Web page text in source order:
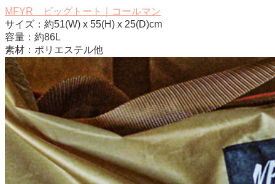
MFYR ビッグトート｜コールマン
サイズ：約51(W) x 55(H) x 25(D)cm
容量：約86L
素材：ポリエステル他